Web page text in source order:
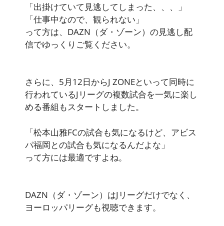
「出掛けていて見逃してしまった、、、」
「仕事中なので、観られない」
って方は、DAZN（ダ・ゾーン）の見逃し配
信でゆっくりご覧ください。
さらに、5月12日からJ ZONEといって同時に
行われているJリーグの複数試合を一気に楽し
める番組もスタートしました。
「松本山雅FCの試合も気になるけど、アビス
パ福岡との試合も気になるんだよな」
って方には最適ですよね。
DAZN（ダ・ゾーン）はJリーグだけでなく、
ヨーロッパリーグも視聴できます。